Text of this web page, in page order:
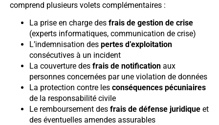
comprend plusieurs volets complémentaires :
La prise en charge des frais de gestion de crise
(experts informatiques, communication de crise)
L’indemnisation des pertes d’exploitation
consécutives à un incident
La couverture des frais de notification aux
personnes concernées par une violation de données
La protection contre les conséquences pécuniaires
de la responsabilité civile
Le remboursement des frais de défense juridique et
des éventuelles amendes assurables